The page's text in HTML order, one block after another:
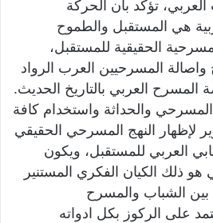
تؤكد بان الحركة
هي المستقبل والطموح
الحقيقية للمستقبل،
المسرحيين العرب الرواد
المسرح العربي بالتاريخ الحديث.
والحداثة واستخدام كافة
لإظهار النهج المسرحي الحقيقي
العربي للمستقبل، ويكون
هو ذلك الكيان الفكري المستنير
بين الشباب والمسرح
على الركوز بكل ادواته